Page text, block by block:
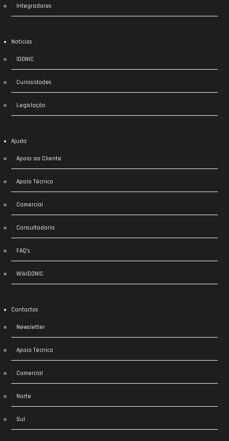
Integradores
Notícias
IDONIC
Curiosidades
Legislação
Ajuda
Apoio ao Cliente
Apoio Técnico
Comercial
Consultadoria
FAQ’s
WikIDONIC
Contactos
Newsletter
Apoio Técnico
Comercial
Norte
Sul